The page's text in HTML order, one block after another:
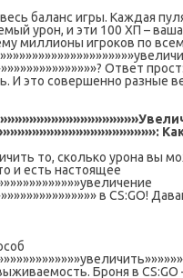
баланс игры. Каждая
урон, и эти 100 ХП – ваша
миллионы игроков по
Ответ
И это совершенно разные
то, сколько урона вы
и есть настоящее
в CS:GO!
Броня в CS:GO